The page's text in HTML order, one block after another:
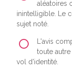
aléatoires
inintelligible. Le
sujet noté.
L'avis
toute
vol d'identité.